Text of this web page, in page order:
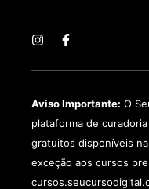
Aviso Importante: O
plataforma de
gratuitos disponíveis
exceção aos cursos